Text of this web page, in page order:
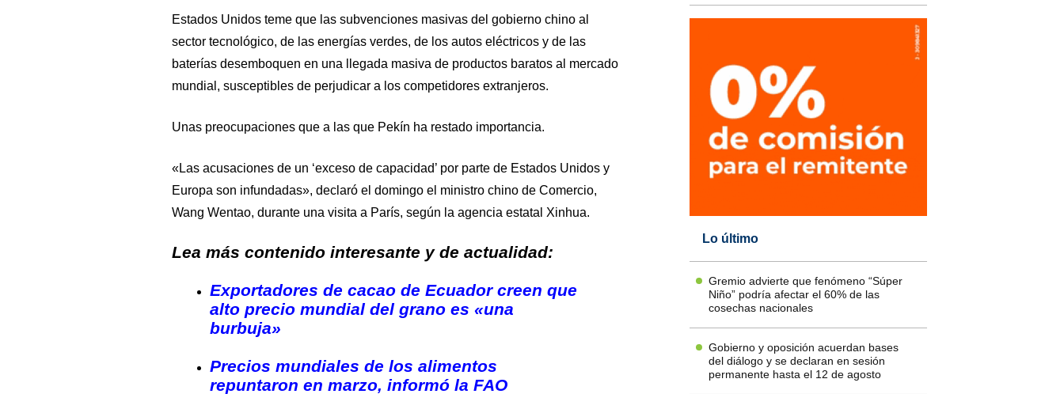
Estados Unidos teme que las subvenciones masivas del gobierno chino al
sector tecnológico, de las energías verdes, de los autos eléctricos y de las
baterías desemboquen en una llegada masiva de productos baratos al mercado
mundial, susceptibles de perjudicar a los competidores extranjeros.
Unas preocupaciones que a las que Pekín ha restado importancia.
«Las acusaciones de un ‘exceso de capacidad’ por parte de Estados Unidos y
Europa son infundadas», declaró el domingo el ministro chino de Comercio,
Wang Wentao, durante una visita a París, según la agencia estatal Xinhua.
Lea más contenido interesante y de actualidad:
Exportadores de cacao de Ecuador creen que
alto precio mundial del grano es «una
burbuja»
Precios mundiales de los alimentos
repuntaron en marzo, informó la FAO
Lo último
Gremio advierte que fenómeno “Súper
Niño” podría afectar el 60% de las
cosechas nacionales
Gobierno y oposición acuerdan bases
del diálogo y se declaran en sesión
permanente hasta el 12 de agosto